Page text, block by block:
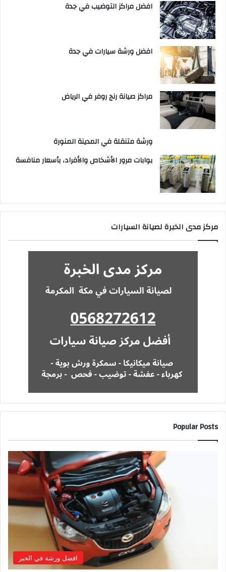
افضل مراكز التوضيب في جدة
افضل ورشة سيارات في جدة
مراكز صيانة رنج روفر في الرياض
ورشة متنقلة في المدينة المنورة
بوابات مرور الأشخاص والأفراد، بأسعار منافسة
مركز مدى الخبرة لصيانة السيارات
Popular Posts
افضل ورشة في الخبر